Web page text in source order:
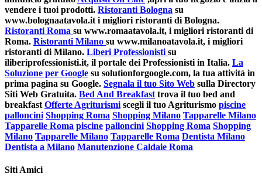
vendere i tuoi prodotti. Ristoranti Bologna su
www.bolognaatavola.it i migliori ristoranti di Bologna.
Ristoranti Roma su www.romaatavola.it, i migliori ristoranti di
Roma. Ristoranti Milano su www.milanoatavola.it, i migliori
ristoranti di Milano. Liberi Professionisti su
iliberiprofessionisti.it, il portale dei Professionisti in Italia. La
Soluzione per Google su solutionforgoogle.com, la tua attività in
prima pagina su Google. Segnala il tuo Sito Web sulla Directory
Siti Web Gratuita. Bed And Breakfast trova il tuo bed and
breakfast Offerte Agriturismi scegli il tuo Agriturismo piscine
palloncini Shopping Roma Shopping Milano Tapparelle Milano
Tapparelle Roma piscine palloncini Shopping Roma Shopping
Milano Tapparelle Milano Tapparelle Roma Dentista Milano
Dentista a Milano Manutenzione Caldaie Roma
Siti Amici